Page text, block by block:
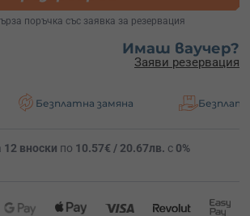
поръчка със заявка за резервация
Имаш ваучер?
Заяви резервация
замяна Безплатна
12 вноски по 10.57€ / 20.67лв. с 0%